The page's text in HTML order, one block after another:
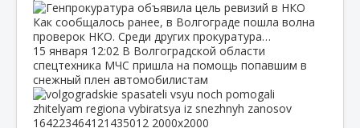
Как сообщалось ранее, в Волгограде пошла волна
проверок НКО. Среди других прокуратура…
15 января 12:02 В Волгоградской области
спецтехника МЧС пришла на помощь попавшим в
снежный плен автомобилистам